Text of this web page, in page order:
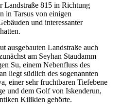
Landstraße 815 in Richtung
in Tarsus von einigen
und interessanter
ausgebauten Landstraße auch
am Seyhan Staudamm
Su, einem Nebenfluss des
liegt südlich des sogenannten
einer sehr fruchtbaren Tiefebene
und dem Golf von Iskenderun,
Kilikien gehörte.